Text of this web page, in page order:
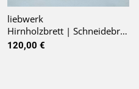
liebwerk
Hirnholzbrett | Schneidebrett | Gr. L
120,00 €